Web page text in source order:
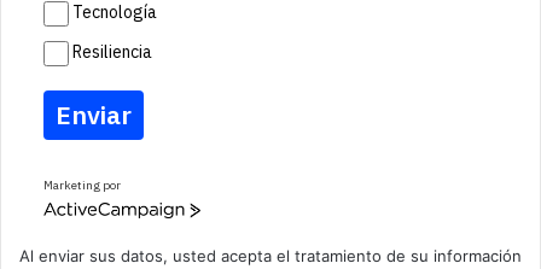
Tecnología
Resiliencia
Enviar
Marketing por
A
Al enviar sus datos, usted acepta el tratamiento de su información